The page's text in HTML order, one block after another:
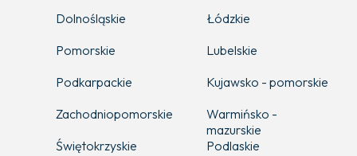
Dolnośląskie
Łódzkie
Pomorskie
Lubelskie
Podkarpackie
Kujawsko - pomorskie
Zachodniopomorskie
Warmińsko -
mazurskie
Świętokrzyskie
Podlaskie